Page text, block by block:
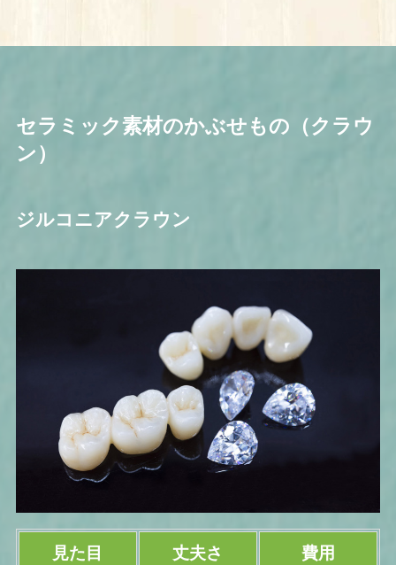
セラミック素材のかぶせもの（クラウ
ン）
ジルコニアクラウン
見た目 丈夫さ 費用